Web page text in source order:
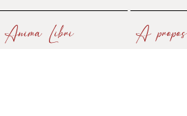
Anima Libri A propos